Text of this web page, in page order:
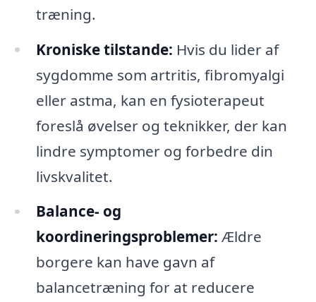
træning.
Kroniske tilstande: Hvis du lider af
sygdomme som artritis, fibromyalgi
eller astma, kan en fysioterapeut
foreslå øvelser og teknikker, der kan
lindre symptomer og forbedre din
livskvalitet.
Balance- og
koordineringsproblemer: Ældre
borgere kan have gavn af
balancetræning for at reducere